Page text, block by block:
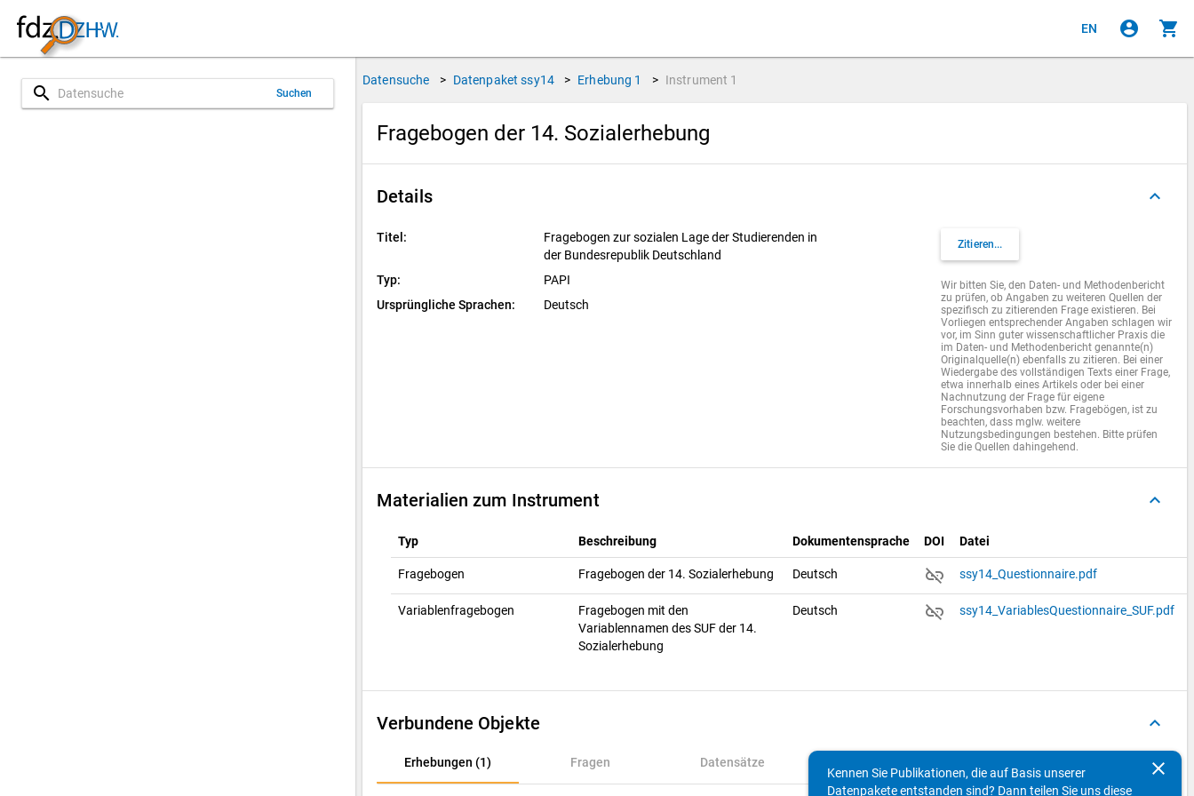
EN account_circle shopping_cart
search Suchen
Datensuche > Datenpaket ssy14 > Erhebung 1 > Instrument 1
Fragebogen der 14. Sozialerhebung
Details keyboard_arrow_up
Titel:
Fragebogen zur sozialen Lage der Studierenden in
der Bundesrepublik Deutschland
Typ:
PAPI
Ursprüngliche Sprachen:
Deutsch
Zitieren...
Wir bitten Sie, den Daten- und Methodenbericht
zu prüfen, ob Angaben zu weiteren Quellen der
spezifisch zu zitierenden Frage existieren. Bei
Vorliegen entsprechender Angaben schlagen wir
vor, im Sinn guter wissenschaftlicher Praxis die
im Daten- und Methodenbericht genannte(n)
Originalquelle(n) ebenfalls zu zitieren. Bei einer
Wiedergabe des vollständigen Texts einer Frage,
etwa innerhalb eines Artikels oder bei einer
Nachnutzung der Frage für eigene
Forschungsvorhaben bzw. Fragebögen, ist zu
beachten, dass mglw. weitere
Nutzungsbedingungen bestehen. Bitte prüfen
Sie die Quellen dahingehend.
Materialien zum Instrument keyboard_arrow_up
Typ Beschreibung Dokumentensprache DOI Datei
Fragebogen Fragebogen der 14. Sozialerhebung Deutsch link_off ssy14_Questionnaire.pdf
Variablenfragebogen
Fragebogen mit den
Variablennamen des SUF der 14.
Sozialerhebung
Deutsch link_off ssy14_VariablesQuestionnaire_SUF.pdf
Verbundene Objekte keyboard_arrow_up
Erhebungen (1) Fragen Datensätze
Erhebungen (1) clear
Kennen Sie Publikationen, die auf Basis unserer
Datenpakete entstanden sind? Dann teilen Sie uns diese